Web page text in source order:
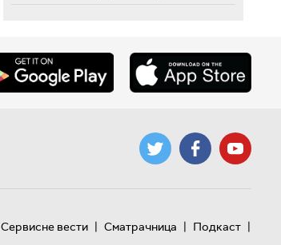
Сервисне вести | Сматрачница | Подкаст |